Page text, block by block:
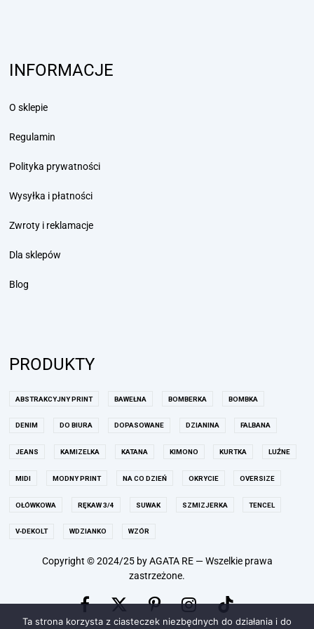
INFORMACJE
O sklepie
Regulamin
Polityka prywatności
Wysyłka i płatności
Zwroty i reklamacje
Dla sklepów
Blog
PRODUKTY
ABSTRAKCYJNY PRINT BAWEŁNA BOMBERKA BOMBKA
DENIM DO BIURA DOPASOWANE DZIANINA FALBANA
JEANS KAMIZELKA KATANA KIMONO KURTKA LUŹNE
MIDI MODNY PRINT NA CO DZIEŃ OKRYCIE OVERSIZE
OŁÓWKOWA RĘKAW 3/4 SUWAK SZMIZJERKA TENCEL
V-DEKOLT WDZIANKO WZÓR
Facebook
X
PinterestInstagram
TikTok
Copyright © 2024/25 by AGATA RE — Wszelkie prawa
zastrzeżone.
Ta strona korzysta z ciasteczek niezbędnych do działania i do